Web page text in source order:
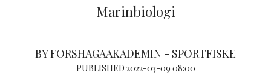
Marinbiologi
BY FORSHAGAAKADEMIN - SPORTFISKE
PUBLISHED 2022-03-09 08:00